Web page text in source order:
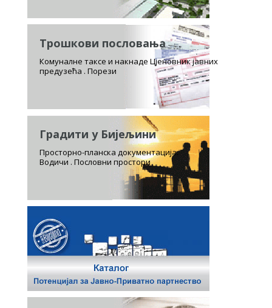
Трошкови пословања
Комуналне таксе и накнаде Цјеновник јавних
предузећа . Порези
Градити у Бијељини
Просторно-планска документација.
Водичи . Пословни простори